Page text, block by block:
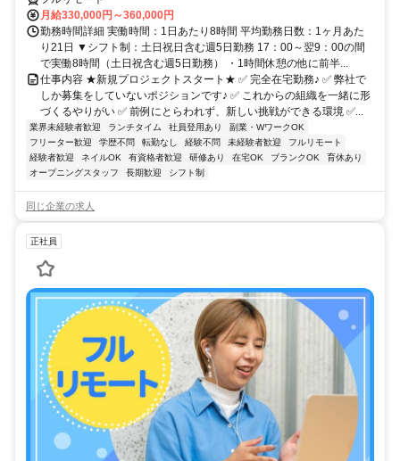
月給330,000円～360,000円
勤務時間詳細 実働時間：1日あたり8時間 平均勤務日数：1ヶ月あた
り21日 ▼シフト制：土日祝日含む週5日勤務 17：00～翌9：00の間
で実働8時間（土日祝含む週5日勤務） ・1時間休憩の他に前半...
仕事内容 ★新規プロジェクトスタート★ ✅ 完全在宅勤務♪ ✅ 弊社で
しか募集をしていないポジションです♪ ✅ これからの組織を一緒に形
づくるやりがい ✅ 前例にとらわれず、新しい挑戦ができる環境 ✅...
業界未経験者歓迎 ランチタイム 社員登用あり
副業・WワークOK
フリーター歓迎
学歴不問 転勤なし 経験不問 未経験者歓迎
フルリモート
経験者歓迎
ネイルOK 有資格者歓迎 研修あり 在宅OK ブランクOK
育休あり
オープニングスタッフ
長期歓迎 シフト制
同じ企業の求人
正社員